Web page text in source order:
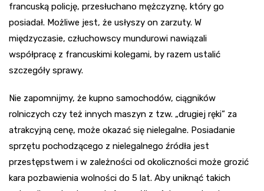
francuską policję, przesłuchano mężczyznę, który go
posiadał. Możliwe jest, że usłyszy on zarzuty. W
międzyczasie, człuchowscy mundurowi nawiązali
współpracę z francuskimi kolegami, by razem ustalić
szczegóły sprawy.
Nie zapomnijmy, że kupno samochodów, ciągników
rolniczych czy też innych maszyn z tzw. „drugiej ręki” za
atrakcyjną cenę, może okazać się nielegalne. Posiadanie
sprzętu pochodzącego z nielegalnego źródła jest
przestępstwem i w zależności od okoliczności może grozić
kara pozbawienia wolności do 5 lat. Aby uniknąć takich